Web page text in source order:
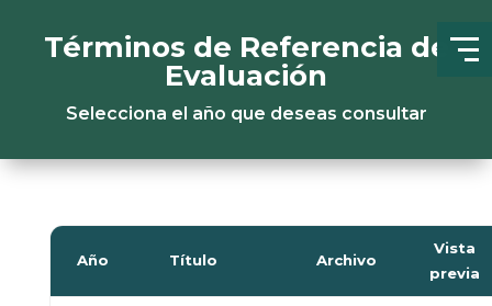
Términos de Referencia de
Evaluación
Selecciona el año que deseas consultar
Año Título Archivo
Vista
previa